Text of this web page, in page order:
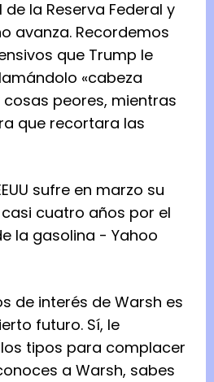
la Reserva Federal y
avanza. Recordemos
que Trump le
«cabeza
cosas peores, mientras
que recortara las
de interés de Warsh es
futuro. Sí, le
tipos para complacer
a Warsh, sabes